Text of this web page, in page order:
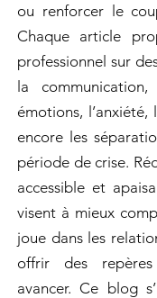
ou renforcer le
Chaque article
professionnel sur
la
émotions, l’anxiété,
encore les
période de crise.
accessible et
visent à mieux
joue dans les
offrir des
avancer. Ce blog